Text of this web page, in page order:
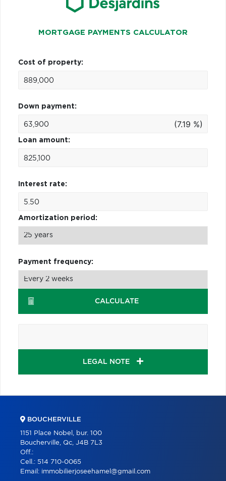
MORTGAGE PAYMENTS CALCULATOR
Cost of property:
Down payment:
(7.19 %)
Loan amount:
Interest rate:
Amortization period:
Payment frequency:
CALCULATE
LEGAL NOTE
BOUCHERVILLE
1151 Place Nobel, bur. 100
Boucherville, Qc, J4B 7L3
Off.:
Cell.: 514 710-0065
Email: immobilierjoseehamel@gmail.com